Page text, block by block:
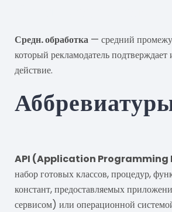
Средн. обработка — средний
который рекламодатель подтверждает
действие.
API (Application
набор готовых классов, процедур,
констант, предоставляемых
сервисом) или операционной